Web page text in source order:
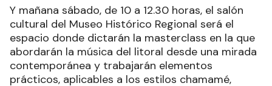
Y mañana sábado, de 10 a 12.30 horas, el salón
cultural del Museo Histórico Regional será el
espacio donde dictarán la masterclass en la que
abordarán la música del litoral desde una mirada
contemporánea y trabajarán elementos
prácticos, aplicables a los estilos chamamé,